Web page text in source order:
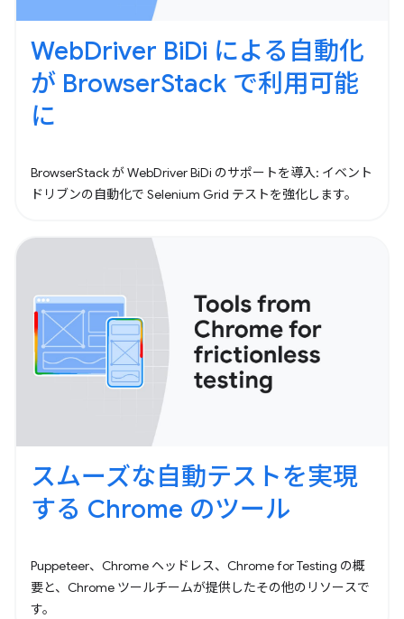
WebDriver BiDi による自動化
が BrowserStack で利用可能
に
BrowserStack が WebDriver BiDi のサポートを導入: イベント
ドリブンの自動化で Selenium Grid テストを強化します。
スムーズな自動テストを実現
する Chrome のツール
Puppeteer、Chrome ヘッドレス、Chrome for Testing の概
要と、Chrome ツールチームが提供したその他のリソースで
す。